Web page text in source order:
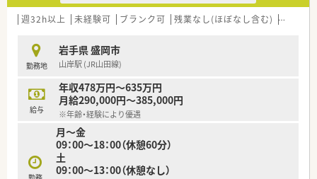
≪ こんな方にオススメ ≫
い方
■転勤・異動なく腰を据えて長く安定して働きたい方
週32h以上 未経験可 ブランク可 残業なし(ほぼなし含む) 転勤な
勤務地
岩手県 盛岡市
山岸駅 (JR山田線)
給与
年収478万円～635万円
月給290,000円～385,000円
※年齢・経験により優遇
月～金
09：00～18：00（休憩60分）
土
09：00～13：00（休憩なし）